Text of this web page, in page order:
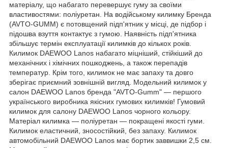
матеріалу, що набагато перевершує гуму за своїми
властивостями: поліуретан. На водійському килимку Бренда
(AVTO-GUMM) є потовщений підп'ятник у місці, де підбор і
підошва взуття контактує з гумою. Наявність підп'ятника
збільшує термін експлуатації килимків до кількох років.
Килимок DAEWOO Lanos набагато міцніший, стійкіший до
механічних і хімічних пошкоджень, а також перепадів
температур. Крім того, килимок не має запаху та довго
зберігає приємний зовнішній вигляд. Модельний килимок у
салон DAEWOO Lanos бренда "AVTO-Gumm" — першого
українського виробника якісних гумових килимків! Гумовий
килимок для салону DAEWOO Lanos чорного кольору.
Матеріал килимка — поліуретан — покращені якості гуми.
Килимок еластичний, зносостійкий, без запаху. Килимок
автомобільний DAEWOO Lanos має бортик заввишки 2,5 см.